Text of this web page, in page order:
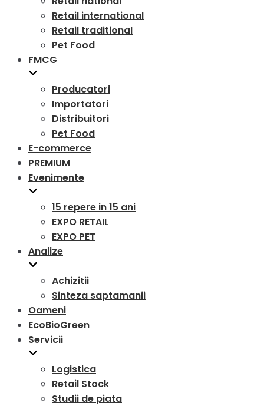
Retail international
Retail traditional
Pet Food
FMCG
Producatori
Importatori
Distribuitori
Pet Food
E-commerce
PREMIUM
Evenimente
15 repere in 15 ani
EXPO RETAIL
EXPO PET
Analize
Achizitii
Sinteza saptamanii
Oameni
EcoBioGreen
Servicii
Logistica
Retail Stock
Studii de piata